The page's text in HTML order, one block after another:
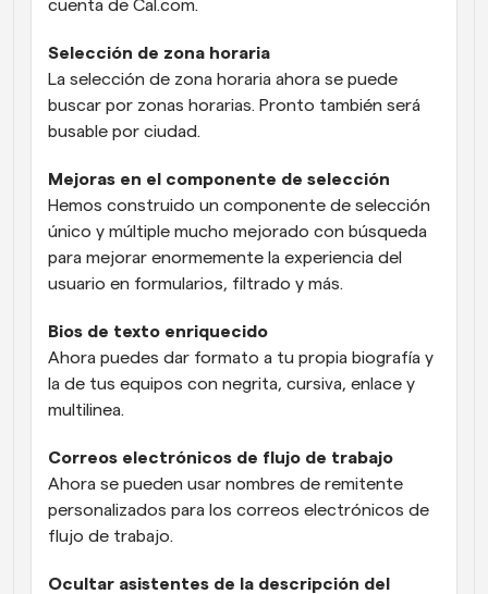
cuenta de Cal.com.
Selección de zona horaria
La selección de zona horaria ahora se puede
buscar por zonas horarias. Pronto también será
busable por ciudad.
Mejoras en el componente de selección
Hemos construido un componente de selección
único y múltiple mucho mejorado con búsqueda
para mejorar enormemente la experiencia del
usuario en formularios, filtrado y más.
Bios de texto enriquecido
Ahora puedes dar formato a tu propia biografía y
la de tus equipos con negrita, cursiva, enlace y
multilinea.
Correos electrónicos de flujo de trabajo
Ahora se pueden usar nombres de remitente
personalizados para los correos electrónicos de
flujo de trabajo.
Ocultar asistentes de la descripción del